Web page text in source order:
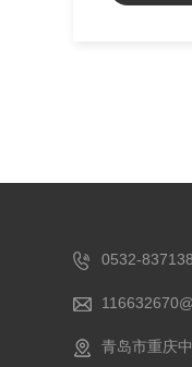
0532-
青岛市重庆